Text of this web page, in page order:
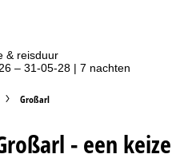
& reisduur
– 31-05-28 | 7 nachten
Großarl
- een